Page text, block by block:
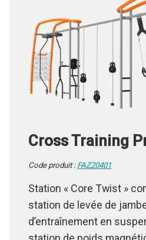
Cross Training
Code produit :
Station « Core Twist »
station de levée de
d’entraînement en